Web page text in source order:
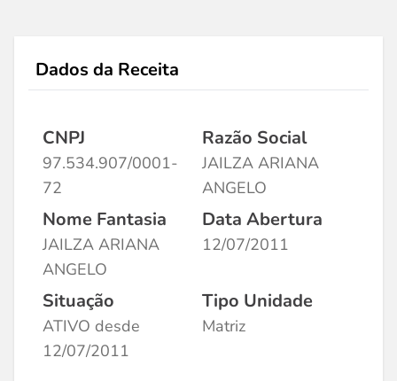
Dados da Receita
CNPJ
97.534.907/0001-
72
Razão Social
JAILZA ARIANA
ANGELO
Nome Fantasia
JAILZA ARIANA
ANGELO
Data Abertura
12/07/2011
Situação
ATIVO desde
12/07/2011
Tipo Unidade
Matriz